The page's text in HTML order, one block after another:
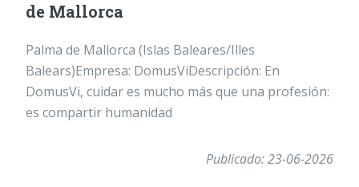
de Mallorca
Palma de Mallorca (Islas Baleares/Illes
Balears)Empresa: DomusViDescripción: En
DomusVi, cuidar es mucho más que una profesión:
es compartir humanidad
Publicado: 23-06-2026